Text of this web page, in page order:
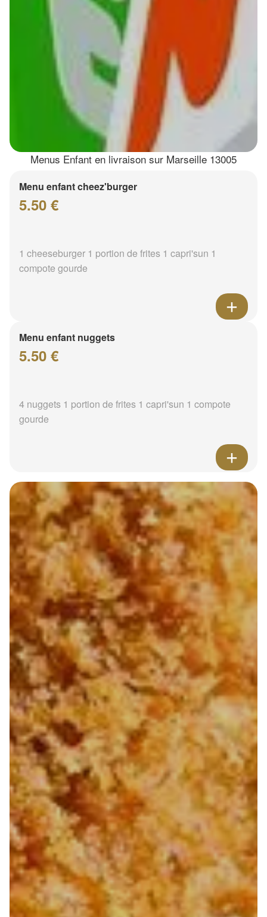
Menus Enfant en livraison sur Marseille 13005
Menu enfant cheez'burger
5.50 €
1 cheeseburger 1 portion de frites 1 capri'sun 1
compote gourde
Menu enfant nuggets
5.50 €
4 nuggets 1 portion de frites 1 capri'sun 1 compote
gourde